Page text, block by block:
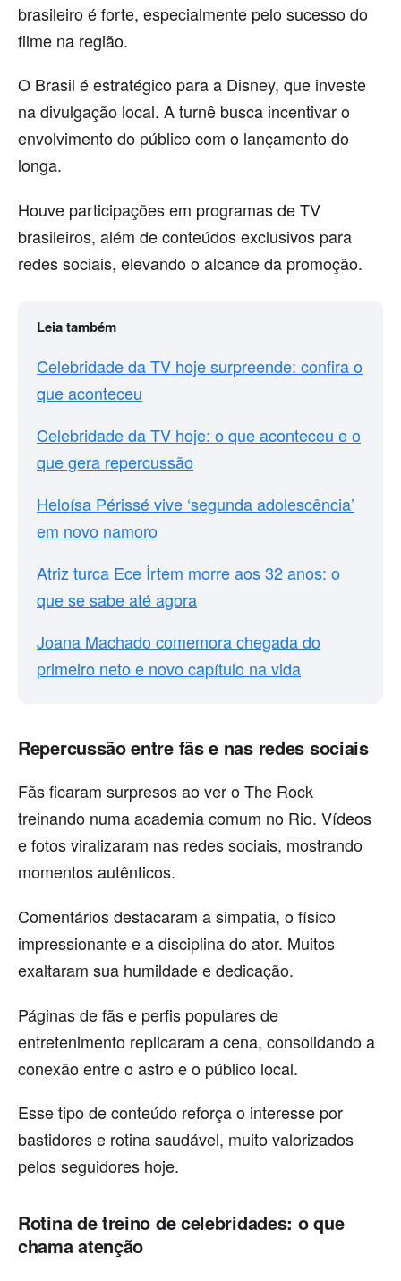
brasileiro é forte, especialmente pelo sucesso do
filme na região.
O Brasil é estratégico para a Disney, que investe
na divulgação local. A turnê busca incentivar o
envolvimento do público com o lançamento do
longa.
Houve participações em programas de TV
brasileiros, além de conteúdos exclusivos para
redes sociais, elevando o alcance da promoção.
Leia também
Celebridade da TV hoje surpreende: confira o
que aconteceu
Celebridade da TV hoje: o que aconteceu e o
que gera repercussão
Heloísa Périssé vive ‘segunda adolescência’
em novo namoro
Atriz turca Ece İrtem morre aos 32 anos: o
que se sabe até agora
Joana Machado comemora chegada do
primeiro neto e novo capítulo na vida
Repercussão entre fãs e nas redes sociais
Fãs ficaram surpresos ao ver o The Rock
treinando numa academia comum no Rio. Vídeos
e fotos viralizaram nas redes sociais, mostrando
momentos autênticos.
Comentários destacaram a simpatia, o físico
impressionante e a disciplina do ator. Muitos
exaltaram sua humildade e dedicação.
Páginas de fãs e perfis populares de
entretenimento replicaram a cena, consolidando a
conexão entre o astro e o público local.
Esse tipo de conteúdo reforça o interesse por
bastidores e rotina saudável, muito valorizados
pelos seguidores hoje.
Rotina de treino de celebridades: o que
chama atenção